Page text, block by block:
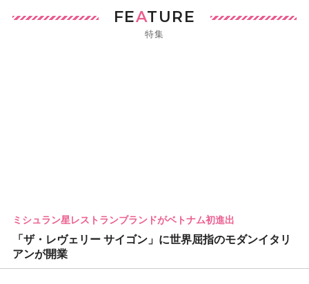
FEATURE
特集
ミシュラン星レストランブランドがベトナム初進出
「ザ・レヴェリー サイゴン」に世界屈指のモダンイタリ
アンが開業